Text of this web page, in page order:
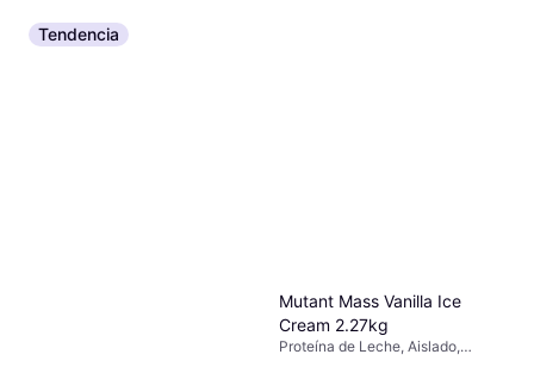
Tendencia
Mutant Mass Vanilla Ice
Cream 2.27kg
Proteína de Leche, Aislado,